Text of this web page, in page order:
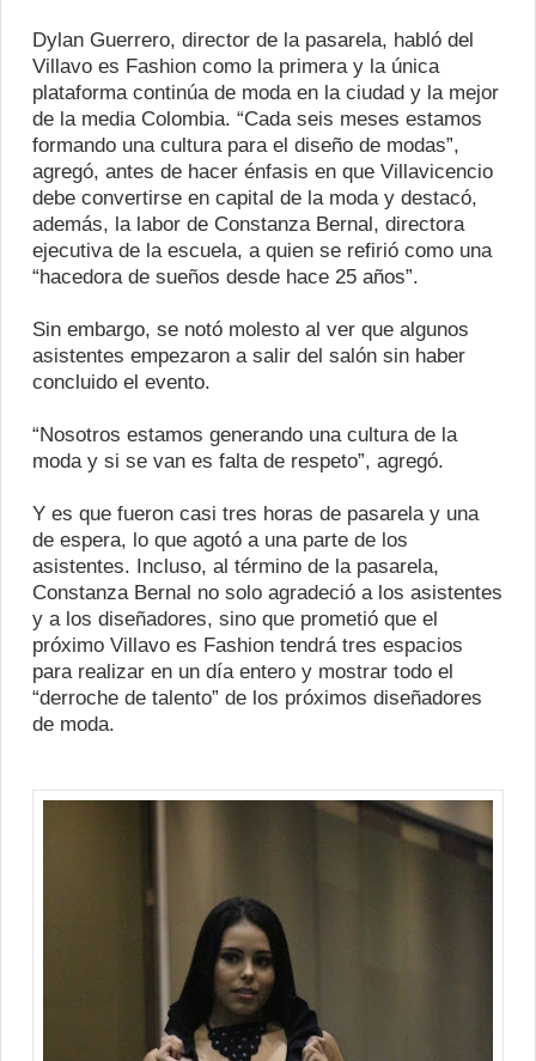
Dylan Guerrero, director de la pasarela, habló del
Villavo es Fashion como la primera y la única
plataforma continúa de moda en la ciudad y la mejor
de la media Colombia. “Cada seis meses estamos
formando una cultura para el diseño de modas”,
agregó, antes de hacer énfasis en que Villavicencio
debe convertirse en capital de la moda y destacó,
además, la labor de Constanza Bernal, directora
ejecutiva de la escuela, a quien se refirió como una
“hacedora de sueños desde hace 25 años”.
Sin embargo, se notó molesto al ver que algunos
asistentes empezaron a salir del salón sin haber
concluido el evento.
“Nosotros estamos generando una cultura de la
moda y si se van es falta de respeto”, agregó.
Y es que fueron casi tres horas de pasarela y una
de espera, lo que agotó a una parte de los
asistentes. Incluso, al término de la pasarela,
Constanza Bernal no solo agradeció a los asistentes
y a los diseñadores, sino que prometió que el
próximo Villavo es Fashion tendrá tres espacios
para realizar en un día entero y mostrar todo el
“derroche de talento” de los próximos diseñadores
de moda.